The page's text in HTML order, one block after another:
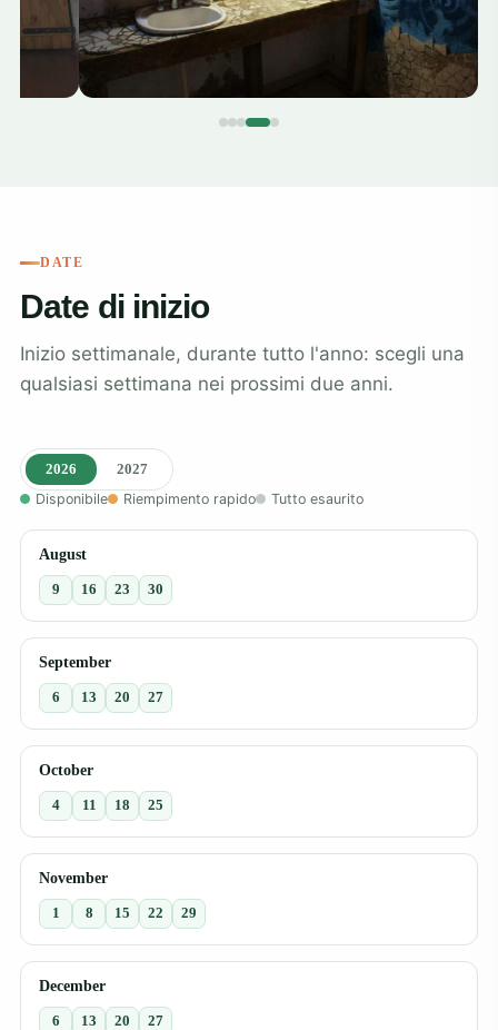
DATE
Date di inizio
Inizio settimanale, durante tutto l'anno: scegli una
qualsiasi settimana nei prossimi due anni.
2026
2027
Disponibile
Riempimento rapido Tutto esaurito
August
9 16 23 30
September
6 13 20 27
October
4 11 18 25
November
1 8 15 22 29
December
6 13 20 27